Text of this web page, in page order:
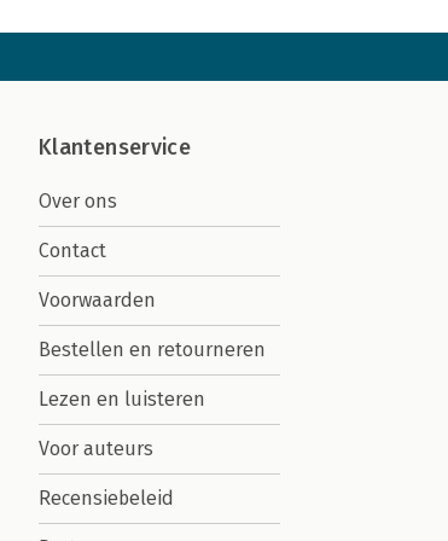
Klantenservice
Over ons
Contact
Voorwaarden
Bestellen en retourneren
Lezen en luisteren
Voor auteurs
Recensiebeleid